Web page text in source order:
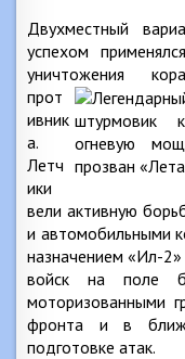
Двухместный
успехом
уничтожения
прот
ивник
а.
Летч
ики
вели активную
и автомобильными
назначением «Ил-
войск на поле
моторизованными
фронта и в
подготовке атак.